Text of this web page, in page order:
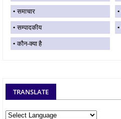
समाचार
सम्पादकीय
कौन-क्या है
TRANSLATE